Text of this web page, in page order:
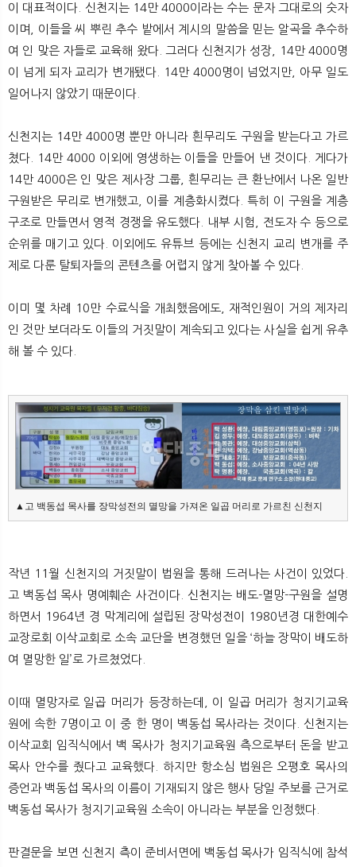
이 대표적이다. 신천지는 14만 4000이라는 수는 문자 그대로의 숫자
이며, 이들을 씨 뿌린 추수 밭에서 계시의 말씀을 믿는 알곡을 추수하
여 인 맞은 자들로 교육해 왔다. 그러다 신천지가 성장, 14만 4000명
이 넘게 되자 교리가 변개됐다. 14만 4000명이 넘었지만, 아무 일도
일어나지 않았기 때문이다.
신천지는 14만 4000명 뿐만 아니라 흰무리도 구원을 받는다고 가르
쳤다. 14만 4000 이외에 영생하는 이들을 만들어 낸 것이다. 게다가
14만 4000은 인 맞은 제사장 그룹, 흰무리는 큰 환난에서 나온 일반
구원받은 무리로 변개했고, 이를 계층화시켰다. 특히 이 구원을 계층
구조로 만들면서 영적 경쟁을 유도했다. 내부 시험, 전도자 수 등으로
순위를 매기고 있다. 이외에도 유튜브 등에는 신천지 교리 변개를 주
제로 다룬 탈퇴자들의 콘텐츠를 어렵지 않게 찾아볼 수 있다.
이미 몇 차례 10만 수료식을 개최했음에도, 재적인원이 거의 제자리
인 것만 보더라도 이들의 거짓말이 계속되고 있다는 사실을 쉽게 유추
해 볼 수 있다.
▲고 백동섭 목사를 장막성전의 멸망을 가져온 일곱 머리로 가르친 신천지
작년 11월 신천지의 거짓말이 법원을 통해 드러나는 사건이 있었다.
고 백동섭 목사 명예훼손 사건이다. 신천지는 배도-멸망-구원을 설명
하면서 1964년 경 막계리에 설립된 장막성전이 1980년경 대한예수
교장로회 이삭교회로 소속 교단을 변경했던 일을 ‘하늘 장막이 배도하
여 멸망한 일’로 가르쳤었다.
이때 멸망자로 일곱 머리가 등장하는데, 이 일곱 머리가 청지기교육
원에 속한 7명이고 이 중 한 명이 백동섭 목사라는 것이다. 신천지는
이삭교회 임직식에서 백 목사가 청지기교육원 측으로부터 돈을 받고
목사 안수를 줬다고 교육했다. 하지만 항소심 법원은 오평호 목사의
증언과 백동섭 목사의 이름이 기재되지 않은 행사 당일 주보를 근거로
백동섭 목사가 청지기교육원 소속이 아니라는 부분을 인정했다.
판결문을 보면 신천지 측이 준비서면에 백동섭 목사가 임직식에 참석